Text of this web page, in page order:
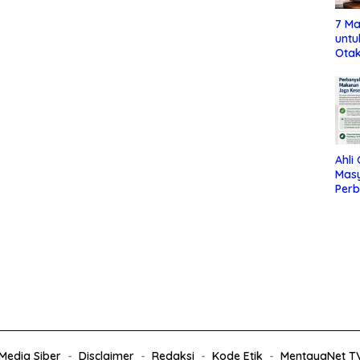
7
Ahli
Siber Disclaimer Redaksi Kode Etik MentayaNet